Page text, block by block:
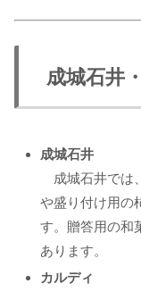
成城石井
成城石井
成城石井では
や盛り付け用の
す。贈答用の和
あります。
カルディ